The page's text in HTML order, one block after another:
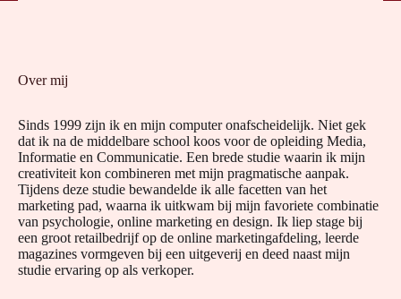
Over mij
Sinds 1999 zijn ik en mijn computer onafscheidelijk. Niet gek
dat ik na de middelbare school koos voor de opleiding Media,
Informatie en Communicatie. Een brede studie waarin ik mijn
creativiteit kon combineren met mijn pragmatische aanpak.
Tijdens deze studie bewandelde ik alle facetten van het
marketing pad, waarna ik uitkwam bij mijn favoriete combinatie
van psychologie, online marketing en design. Ik liep stage bij
een groot retailbedrijf op de online marketingafdeling, leerde
magazines vormgeven bij een uitgeverij en deed naast mijn
studie ervaring op als verkoper.